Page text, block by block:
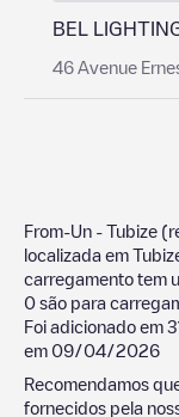
BEL
46 Avenue
From-Un - Tubize
localizada em
carregamento tem
0 são para
Foi adicionado em
em 09/04/2026
Recomendamos
fornecidos pela